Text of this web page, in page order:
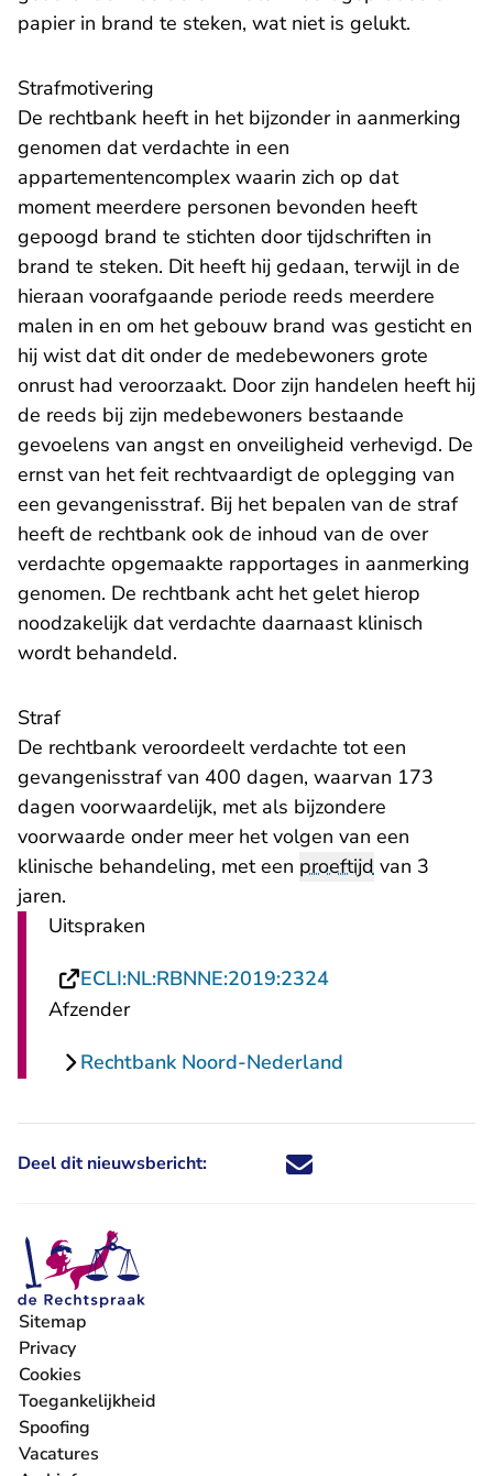
papier in brand te steken, wat niet is gelukt.
Strafmotivering
De rechtbank heeft in het bijzonder in aanmerking
genomen dat verdachte in een
appartementencomplex waarin zich op dat
moment meerdere personen bevonden heeft
gepoogd brand te stichten door tijdschriften in
brand te steken. Dit heeft hij gedaan, terwijl in de
hieraan voorafgaande periode reeds meerdere
malen in en om het gebouw brand was gesticht en
hij wist dat dit onder de medebewoners grote
onrust had veroorzaakt. Door zijn handelen heeft hij
de reeds bij zijn medebewoners bestaande
gevoelens van angst en onveiligheid verhevigd. De
ernst van het feit rechtvaardigt de oplegging van
een gevangenisstraf. Bij het bepalen van de straf
heeft de rechtbank ook de inhoud van de over
verdachte opgemaakte rapportages in aanmerking
genomen. De rechtbank acht het gelet hierop
noodzakelijk dat verdachte daarnaast klinisch
wordt behandeld.
Straf
De rechtbank veroordeelt verdachte tot een
gevangenisstraf van 400 dagen, waarvan 173
dagen voorwaardelijk, met als bijzondere
voorwaarde onder meer het volgen van een
klinische behandeling, met een proeftijd van 3
jaren.
Uitspraken
ECLI:NL:RBNNE:2019:2324- U verlaat
Afzender
Rechtbank Noord-Nederland
Deel dit nieuwsbericht: Deel dit nieuwsbericht via X -
Deel dit nieuwsbericht via
Deel dit nieuwsbericht
Deel dit
Sitemap
Privacy
Cookies
Toegankelijkheid
Spoofing
Vacatures
- U verlaat Rechtspraak.nl